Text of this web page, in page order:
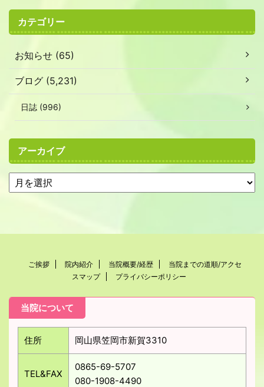
カテゴリー
お知らせ (65)
ブログ (5,231)
日誌 (996)
アーカイブ
ご挨拶 院内紹介 当院概要/経歴
当院までの道順/アクセ
スマップ
プライバシーポリシー
当院について
住所 岡山県笠岡市新賀3310
TEL&FAX
0865-69-5707
080-1908-4490